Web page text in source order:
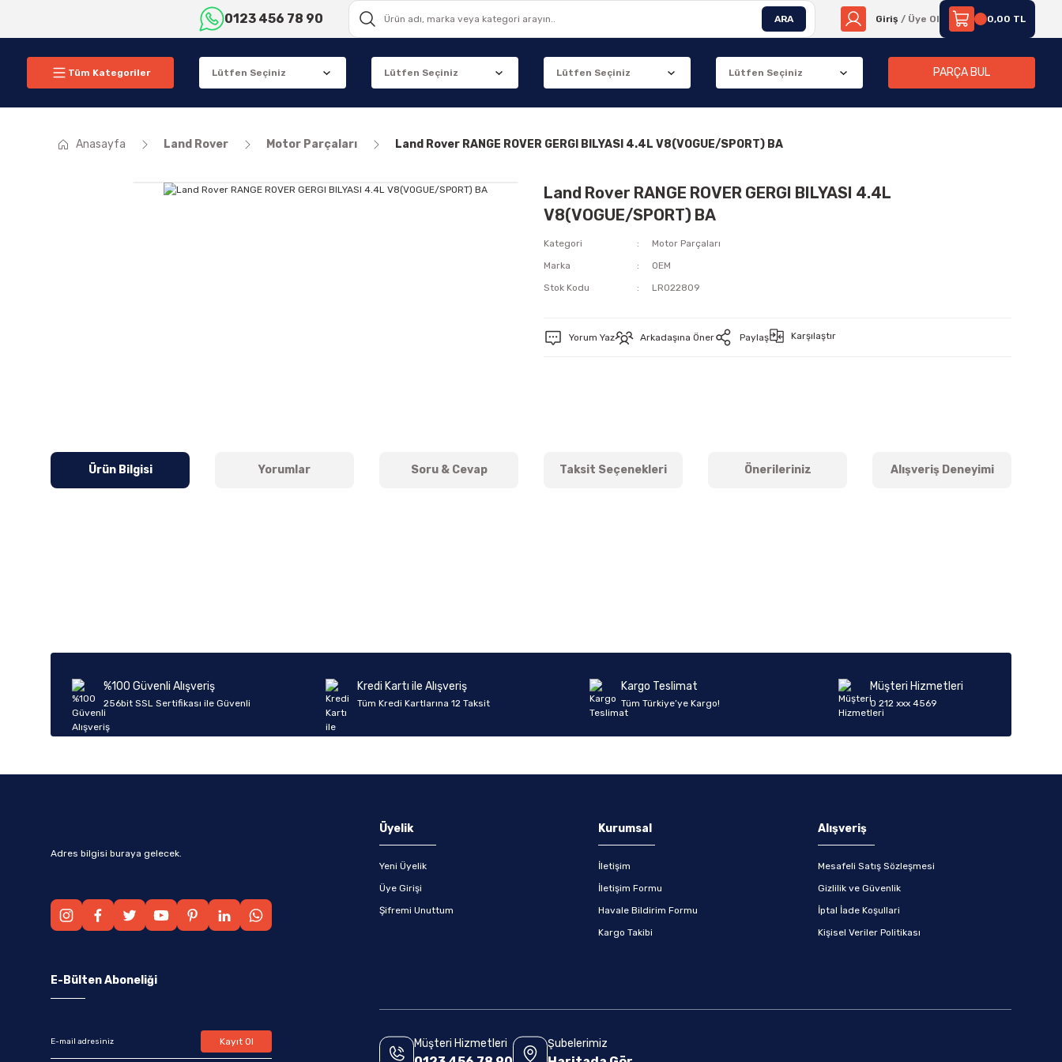
0123 456 78 90 ARA Giriş / Üye Ol 0,00 TL
Tüm Kategoriler PARÇA BUL
Anasayfa Land Rover Motor Parçaları Land Rover RANGE ROVER GERGI BILYASI 4.4L V8(VOGUE/SPORT) BA
Land Rover RANGE ROVER GERGI BILYASI 4.4L
V8(VOGUE/SPORT) BA
Kategori
Motor Parçaları
Marka
OEM
Stok Kodu
LR022809
Yorum Yaz Arkadaşına Öner Paylaş Karşılaştır
Ürün Bilgisi Yorumlar Soru & Cevap Taksit Seçenekleri Önerileriniz Alışveriş Deneyimi
Ürün fiyatı diğer sitelerden daha pahalı.
Bu ürüne benzer farklı alternatifler olmalı.
%100 Güvenli Alışveriş
256bit SSL Sertifikası ile Güvenli
Kredi Kartı ile Alışveriş
Tüm Kredi Kartlarına 12 Taksit
Kargo Teslimat
Tüm Türkiye’ye Kargo!
Müşteri Hizmetleri
0 212 xxx 4569
Adres bilgisi buraya gelecek.
Üyelik
Yeni Üyelik
Üye Girişi
Şifremi Unuttum
Kurumsal
İletişim
İletişim Formu
Havale Bildirim Formu
Kargo Takibi
Alışveriş
Mesafeli Satış Sözleşmesi
Gizlilik ve Güvenlik
İptal İade Koşullari
Kişisel Veriler Politikası
E-Bülten Aboneliği
Kayıt Ol Müşteri Hizmetleri Şubelerimiz